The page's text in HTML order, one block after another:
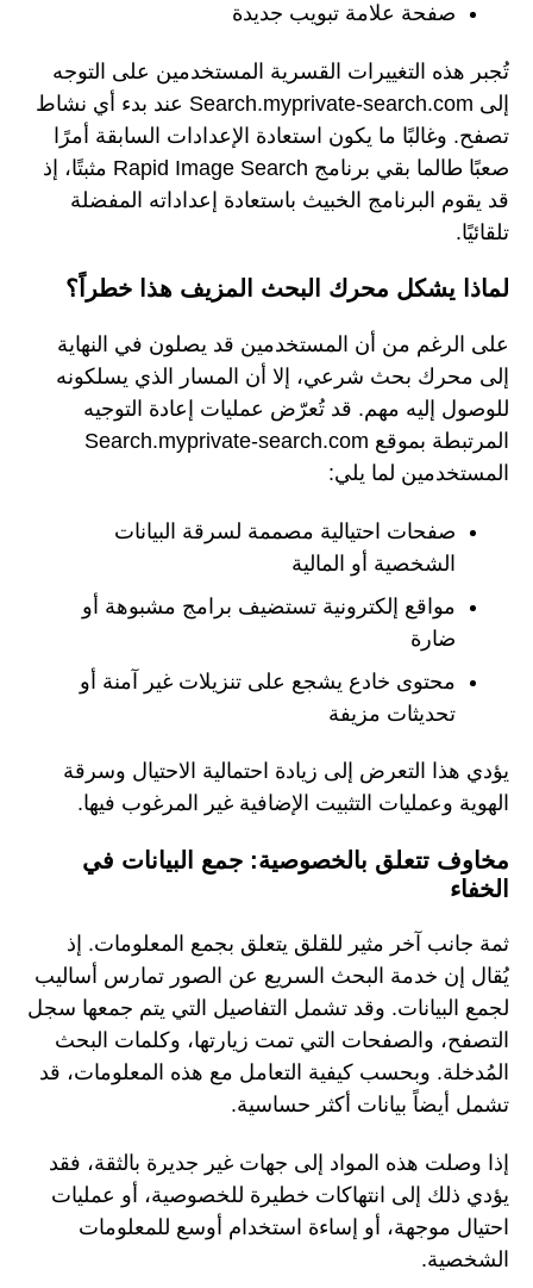
صفحة علامة تبويب جديدة
تُجبر هذه التغييرات القسرية المستخدمين على التوجه
إلى Search.myprivate-search.com عند بدء أي نشاط
تصفح. وغالبًا ما يكون استعادة الإعدادات السابقة أمرًا
صعبًا طالما بقي برنامج Rapid Image Search مثبتًا، إذ
قد يقوم البرنامج الخبيث باستعادة إعداداته المفضلة
تلقائيًا.
لماذا يشكل محرك البحث المزيف هذا خطراً؟
على الرغم من أن المستخدمين قد يصلون في النهاية
إلى محرك بحث شرعي، إلا أن المسار الذي يسلكونه
للوصول إليه مهم. قد تُعرّض عمليات إعادة التوجيه
المرتبطة بموقع Search.myprivate-search.com
المستخدمين لما يلي:
صفحات احتيالية مصممة لسرقة البيانات
الشخصية أو المالية
مواقع إلكترونية تستضيف برامج مشبوهة أو
ضارة
محتوى خادع يشجع على تنزيلات غير آمنة أو
تحديثات مزيفة
يؤدي هذا التعرض إلى زيادة احتمالية الاحتيال وسرقة
الهوية وعمليات التثبيت الإضافية غير المرغوب فيها.
مخاوف تتعلق بالخصوصية: جمع البيانات في
الخفاء
ثمة جانب آخر مثير للقلق يتعلق بجمع المعلومات. إذ
يُقال إن خدمة البحث السريع عن الصور تمارس أساليب
لجمع البيانات. وقد تشمل التفاصيل التي يتم جمعها سجل
التصفح، والصفحات التي تمت زيارتها، وكلمات البحث
المُدخلة. وبحسب كيفية التعامل مع هذه المعلومات، قد
تشمل أيضاً بيانات أكثر حساسية.
إذا وصلت هذه المواد إلى جهات غير جديرة بالثقة، فقد
يؤدي ذلك إلى انتهاكات خطيرة للخصوصية، أو عمليات
احتيال موجهة، أو إساءة استخدام أوسع للمعلومات
الشخصية.